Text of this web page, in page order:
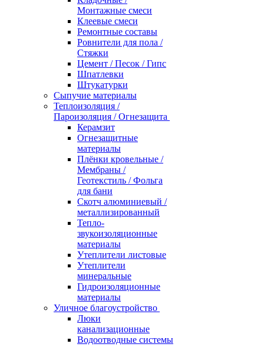
Монтажные смеси
Клеевые смеси
Ремонтные составы
Ровнители для пола /
Стяжки
Цемент / Песок / Гипс
Шпатлевки
Штукатурки
Сыпучие материалы
Теплоизоляция /
Пароизоляция / Огнезащита
Керамзит
Огнезащитные
материалы
Плёнки кровельные /
Мембраны /
Геотекстиль / Фольга
для бани
Скотч алюминиевый /
металлизированный
Тепло-
звукоизоляционные
материалы
Утеплители листовые
Утеплители
минеральные
Гидроизоляционные
материалы
Уличное благоустройство
Люки
канализационные
Водоотводные системы